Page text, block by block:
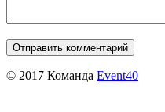
© 2017 Команда Event40